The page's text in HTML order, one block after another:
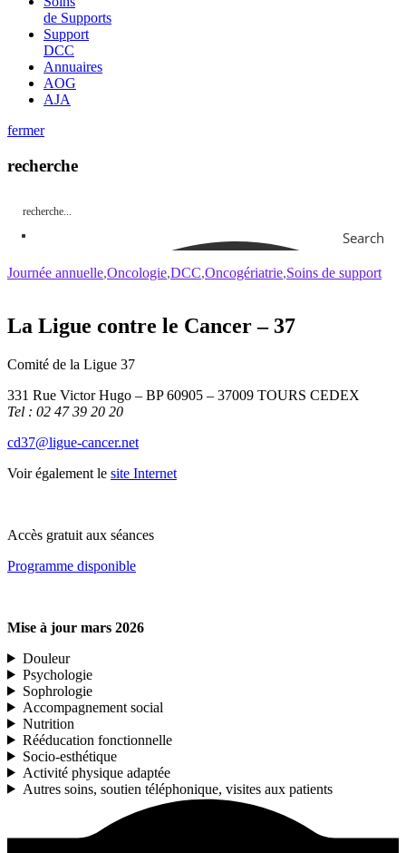
de Supports
Support
DCC
Annuaires
AOG
AJA
fermer
recherche
Search
Journée annuelle Oncologie DCC Oncogériatrie Soins de support
La Ligue contre le Cancer – 37
Comité de la Ligue 37
331 Rue Victor Hugo – BP 60905 – 37009 TOURS CEDEX
Tel : 02 47 39 20 20
cd37@ligue-cancer.net
Voir également le site Internet
Accès gratuit aux séances
Programme disponible
Mise à jour mars 2026
Douleur
Psychologie
Sophrologie
Accompagnement social
Nutrition
Rééducation fonctionnelle
Socio-esthétique
Activité physique adaptée
Autres soins, soutien téléphonique, visites aux patients